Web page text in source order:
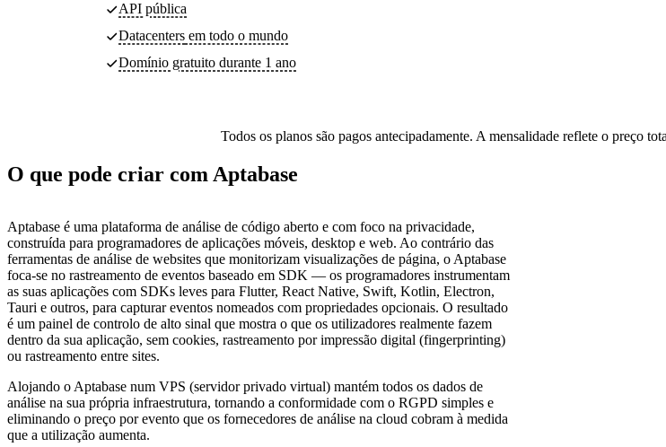
API pública
Datacenters em todo o mundo
Domínio gratuito durante 1 ano
Todos os planos são pagos antecipadamente. A mensalidade reflete o preço
O que pode criar com Aptabase
Aptabase é uma plataforma de análise de código aberto e com foco na privacidade,
construída para programadores de aplicações móveis, desktop e web. Ao contrário das
ferramentas de análise de websites que monitorizam visualizações de página, o Aptabase
foca-se no rastreamento de eventos baseado em SDK — os programadores instrumentam
as suas aplicações com SDKs leves para Flutter, React Native, Swift, Kotlin, Electron,
Tauri e outros, para capturar eventos nomeados com propriedades opcionais. O resultado
é um painel de controlo de alto sinal que mostra o que os utilizadores realmente fazem
dentro da sua aplicação, sem cookies, rastreamento por impressão digital (fingerprinting)
ou rastreamento entre sites.
Alojando o Aptabase num VPS (servidor privado virtual) mantém todos os dados de
análise na sua própria infraestrutura, tornando a conformidade com o RGPD simples e
eliminando o preço por evento que os fornecedores de análise na cloud cobram à medida
que a utilização aumenta.